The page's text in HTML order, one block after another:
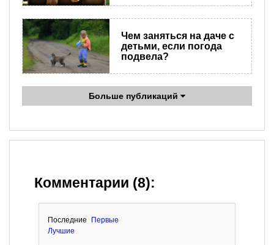
Чем заняться на даче с
детьми, если погода
подвела?
Больше публикаций
Комментарии (8):
Последние
Первые
Лучшие